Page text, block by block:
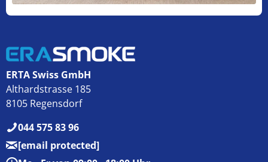
ERTA Swiss GmbH
Althardstrasse 185
8105 Regensdorf
044 575 83 96
[email protected]